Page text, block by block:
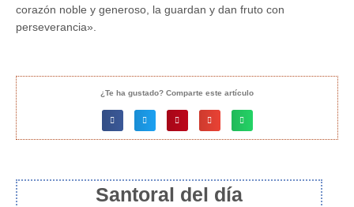
corazón noble y generoso, la guardan y dan fruto con
perseverancia».
¿Te ha gustado? Comparte este artículo
Santoral del día